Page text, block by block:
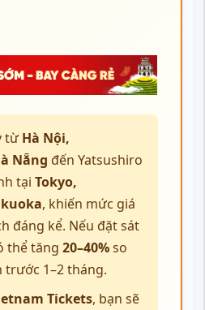
từHà Nội,
Nẵng đến Yatsushiro
tại Tokyo,
, khiến mức giá
đáng kể. Nếu đặt sát
thể tăng 20–40%so
trước 1–2 tháng.
Tickets, bạn sẽ